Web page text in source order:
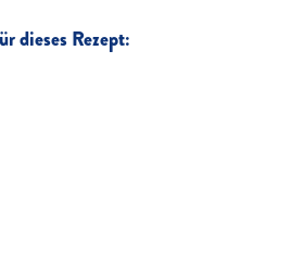
dieses Rezept: